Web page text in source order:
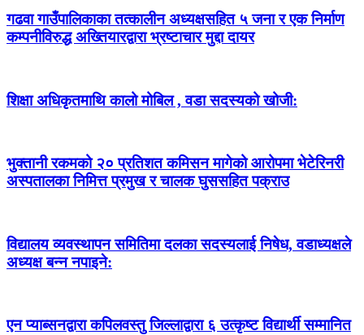
गढवा गाउँपालिकाका तत्कालीन अध्यक्षसहित ५ जना र एक निर्माण
कम्पनीविरुद्ध अख्तियारद्वारा भ्रष्टाचार मुद्दा दायर
शिक्षा अधिकृतमाथि कालो मोबिल , वडा सदस्यको खोजी:
भुक्तानी रकमको २० प्रतिशत कमिसन मागेको आरोपमा भेटेरिनरी
अस्पतालका निमित्त प्रमुख र चालक घुससहित पक्राउ
विद्यालय व्यवस्थापन समितिमा दलका सदस्यलाई निषेध, वडाध्यक्षले
अध्यक्ष बन्न नपाइने:
एन प्याब्सनद्वारा कपिलवस्तु जिल्लाद्वारा ६ उत्कृष्ट विद्यार्थी सम्मानित